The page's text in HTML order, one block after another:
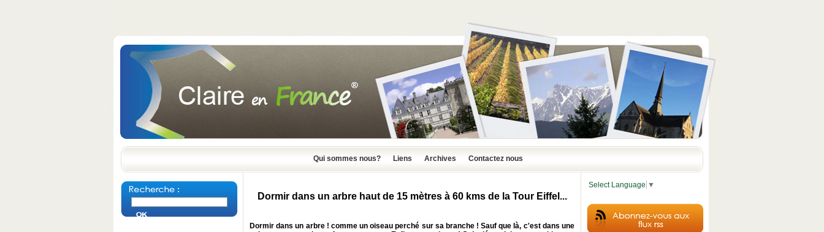
Qui sommes nous? Liens Archives Contactez nous
Dormir dans un arbre haut de 15 mètres à 60 kms de la Tour Eiffel...
Dormir dans un arbre ! comme un oiseau perché sur sa branche ! Sauf que là, c'est dans une
Select Language ▼